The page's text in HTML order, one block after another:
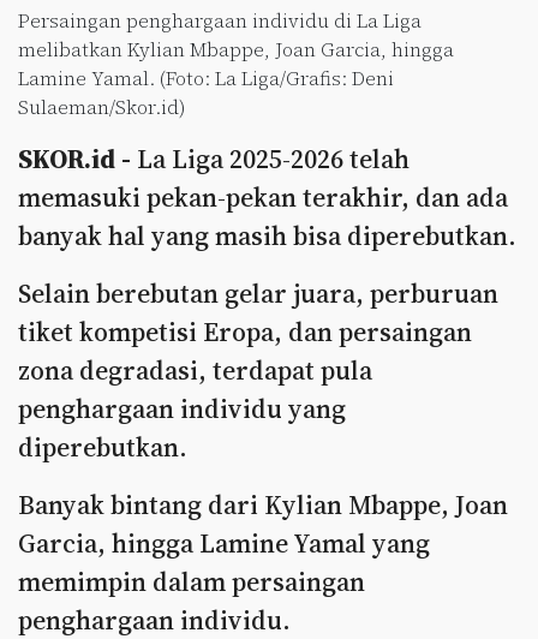
Persaingan penghargaan individu di La Liga
melibatkan Kylian Mbappe, Joan Garcia, hingga
Lamine Yamal. (Foto: La Liga/Grafis: Deni
Sulaeman/Skor.id)
SKOR.id - La Liga 2025-2026 telah
memasuki pekan-pekan terakhir, dan ada
banyak hal yang masih bisa diperebutkan.
Selain berebutan gelar juara, perburuan
tiket kompetisi Eropa, dan persaingan
zona degradasi, terdapat pula
penghargaan individu yang
diperebutkan.
Banyak bintang dari Kylian Mbappe, Joan
Garcia, hingga Lamine Yamal yang
memimpin dalam persaingan
penghargaan individu.